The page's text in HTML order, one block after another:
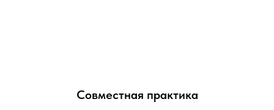
Совместная практика